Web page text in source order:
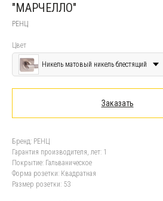
"МАРЧЕЛЛО"
РЕНЦ
Цвет
Никель матовый никель блестящий
Заказать
Бренд: РЕНЦ
Гарантия производителя, лет: 1
Покрытие: Гальваническое
Форма розетки: Квадратная
Размер розетки: 53